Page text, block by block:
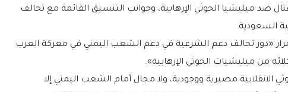
ضد ميليشيا الحوثي الإرهابية، وجوانب التنسيق القائمة مع تحالف
السعودية.
«دور تحالف دعم الشرعية في دعم الشعب اليمني في معركة العرب
من ميليشيات الحوثي الإرهابية».
الانقلابية مصيرية ووجودية، ولا مجال أمام الشعب اليمني إلا